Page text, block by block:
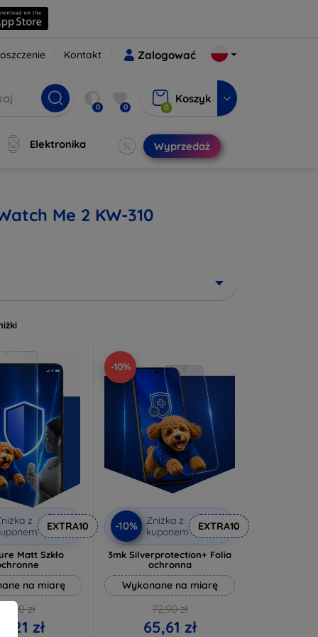
Kontakt Zalogować
0 0 0
Koszyk
Elektronika Wyprzedaż
Me 2 KW-310
z
EXTRA10
Matt Szkło
na miarę
46,90 zł
42,21 zł
-10%
-10%
Zniżka z
kuponem
EXTRA10
3mk Silverprotection+ Folia
ochronna
Wykonane na miarę
72,90 zł
65,61 zł